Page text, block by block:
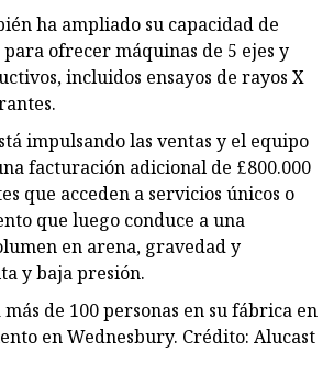
ha ampliado su capacidad de
para ofrecer máquinas de 5 ejes y
incluidos ensayos de rayos X
impulsando las ventas y el equipo
facturación adicional de £800.000
que acceden a servicios únicos o
que luego conduce a una
en arena, gravedad y
y baja presión.
de 100 personas en su fábrica en
en Wednesbury. Crédito: Alucast